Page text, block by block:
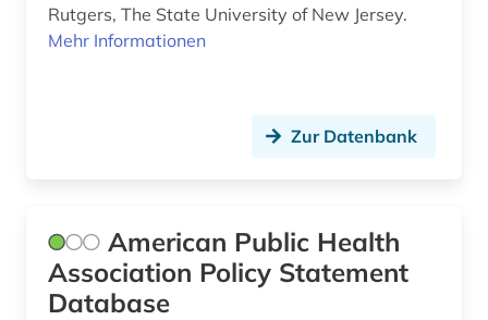
experiment (1)
finanzwissenschaft (1)
Rutgers, The State University of New Jersey.
Mehr Informationen
Zur Datenbank
American Public Health
Association Policy Statement
Database